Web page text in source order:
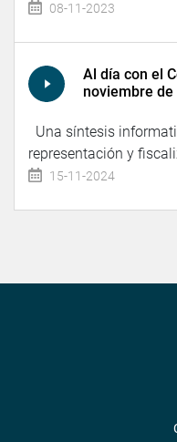
08-11-2023
Al día con el
noviembre de
Una síntesis
representación y
15-11-2024